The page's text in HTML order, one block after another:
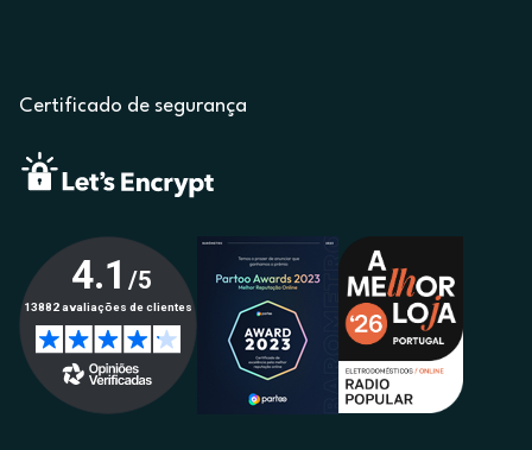
Certificado de segurança